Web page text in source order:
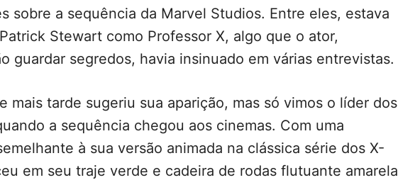
sobre a sequência da Marvel Studios. Entre eles, estava
Stewart como Professor X, algo que o ator,
guardar segredos, havia insinuado em várias entrevistas.
mais tarde sugeriu sua aparição, mas só vimos o líder dos
a sequência chegou aos cinemas. Com uma
à sua versão animada na clássica série dos X-
em seu traje verde e cadeira de rodas flutuante amarela